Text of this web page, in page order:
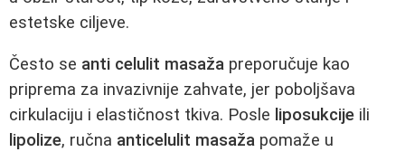
estetske ciljeve.
Često se anti celulit masaža preporučuje kao
priprema za invazivnije zahvate, jer poboljšava
cirkulaciju i elastičnost tkiva. Posle liposukcije ili
lipolize, ručna anticelulit masaža pomaže u